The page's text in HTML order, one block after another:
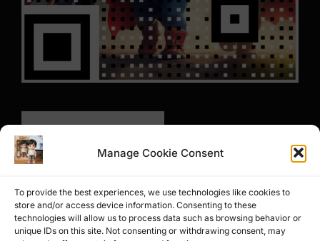
Manage Cookie Consent
To provide the best experiences, we use technologies like cookies to
store and/or access device information. Consenting to these
technologies will allow us to process data such as browsing behavior or
unique IDs on this site. Not consenting or withdrawing consent, may